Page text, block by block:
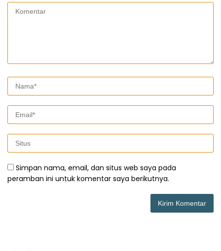
Simpan nama, email, dan situs web saya pada
peramban ini untuk komentar saya berikutnya.